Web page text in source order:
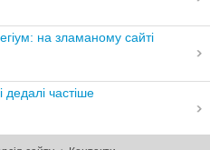
на зламаному сайті
дедалі частіше